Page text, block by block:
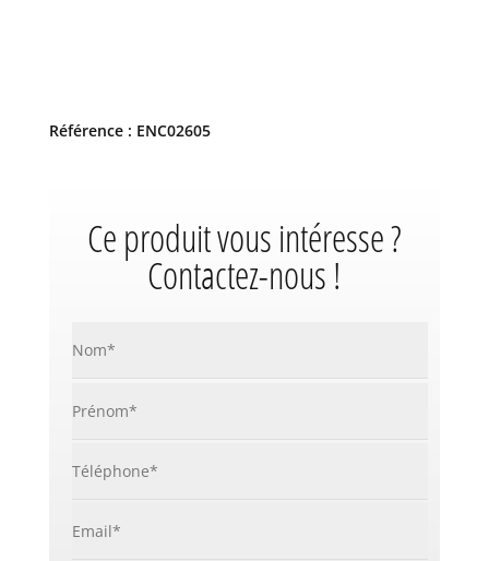
Référence : ENC02605
Ce produit vous intéresse ?
Contactez-nous !